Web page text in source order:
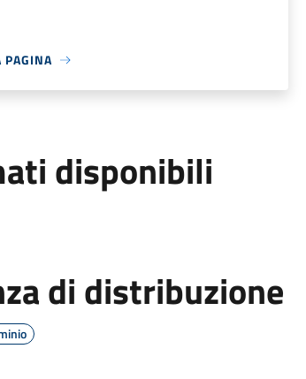
PAGINA
disponibili
di distribuzione